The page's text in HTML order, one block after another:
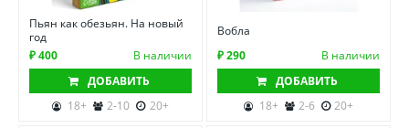
Пьян как обезьян. На новый
год
₽ 400
В наличии
ДОБАВИТЬ
18+
2-10 20+
Вобла
₽ 290
В наличии
ДОБАВИТЬ
18+
2-6 20+